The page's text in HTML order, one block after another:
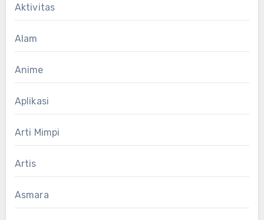
Aktivitas
Alam
Anime
Aplikasi
Arti Mimpi
Artis
Asmara